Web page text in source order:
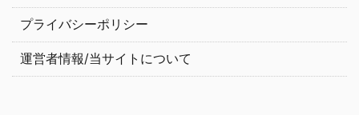
プライバシーポリシー
運営者情報/当サイトについて